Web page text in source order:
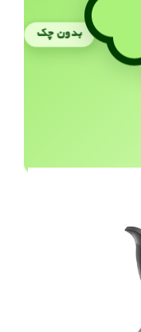
بدون چک